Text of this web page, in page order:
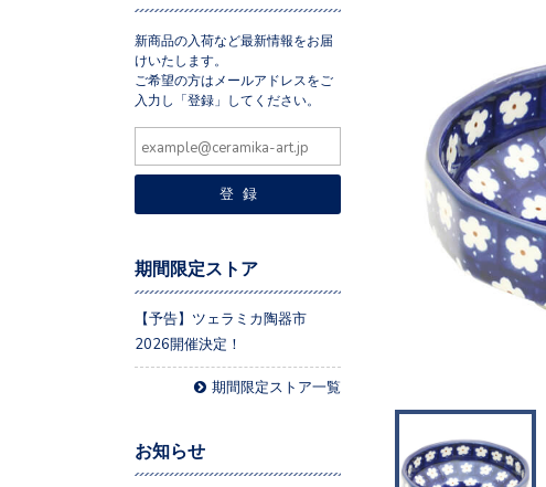
新商品の入荷など最新情報をお届
けいたします。
ご希望の方はメールアドレスをご
入力し「登録」してください。
期間限定ストア
【予告】ツェラミカ陶器市
2026開催決定！
期間限定ストア一覧
お知らせ